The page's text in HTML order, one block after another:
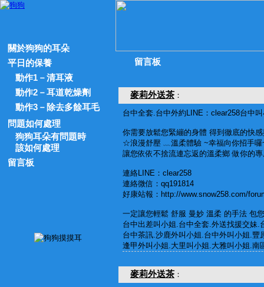
關於狗狗的耳朵
平日的保養
動作1－清耳液
動作2－耳道乾燥劑
動作3－除去多餘耳毛
問題如何處理
狗狗耳朵有問題時
該如何處理
留言板
留言板
麥莉外送茶 ：
台中全套.台中外約LINE：clear258台中
你需要放鬆您緊繃的身體 得到徹底的快
☆浪漫舒壓 ﹏溫柔體驗 ~幸福向你招手
讓您依依不捨流連忘返的溫柔鄉 做你的
連絡LINE：clear258
連絡微信：qq191814
好康站報：http://www.snow258.com/
一定讓您輕鬆 舒服 曼妙 溫柔 的手法 包
台中出差叫小姐.台中全套.外送找援交妹
台中茶訊.沙鹿外叫小姐.台中外叫小姐.
逢甲外叫小姐.大里叫小姐.大雅叫小姐.
麥莉外送茶 ：